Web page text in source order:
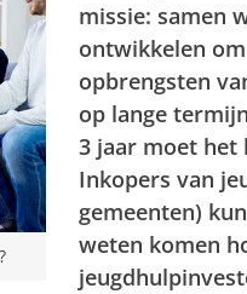
missie: samen
ontwikkelen
opbrengsten
op lange
3 jaar moet het
Inkopers van
gemeenten)
weten komen